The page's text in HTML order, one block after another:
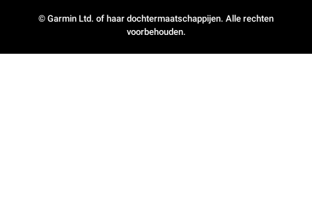
© Garmin Ltd. of haar dochtermaatschappijen. Alle rechten
voorbehouden.